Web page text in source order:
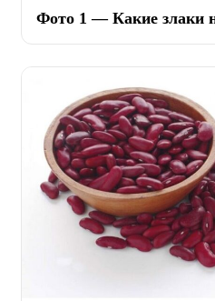
Фото 1 — Какие злаки